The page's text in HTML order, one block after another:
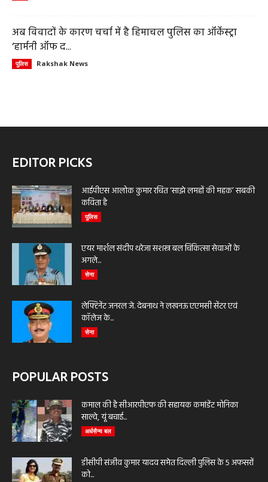
अब विवादों के कारण चर्चा में है हिमाचल पुलिस का ऑर्केस्ट्रा
‘हार्मनी ऑफ द...
पुलिस Rakshak News
EDITOR PICKS
आईपीएस आलोक कुमार रचित ‘साझे लमहों की महक’ सबकी
कविता है
पुलिस
एयर मार्शल संदीप थरेजा सशस्त्र बल चिकित्सा सेवाओं के
अगले...
सेना
लेफ्टिनेंट जनरल जे. देबनाथ ने लखनऊ एएमसी सेंटर एवं
कॉलेज के...
सेना
POPULAR POSTS
कमाल की है सीआरपीएफ की सहायक कमांडेंट मोनिका
साल्वे, यूं बचाई...
अर्धसैन्य बल
डीसीपी संजीव कुमार यादव समेत दिल्ली पुलिस के 5 अफसरों
को...